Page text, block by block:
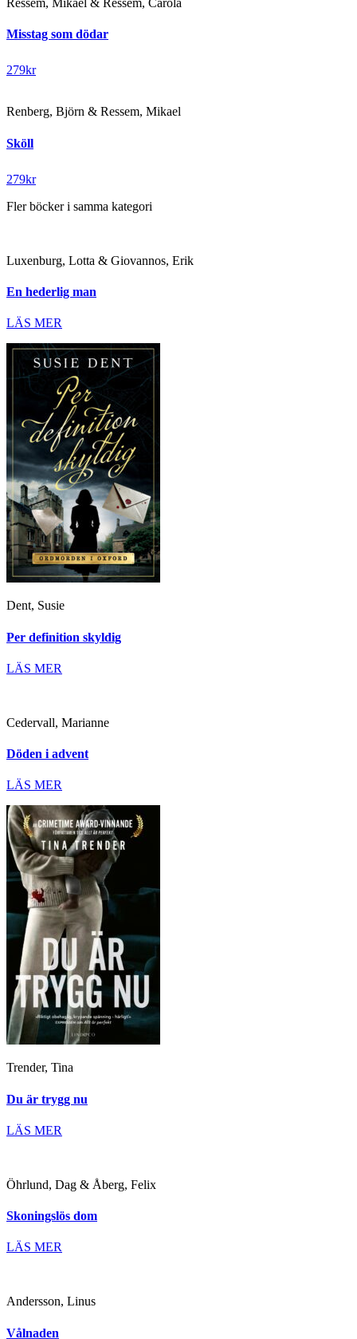
Misstag som dödar
279kr
Renberg, Björn & Ressem, Mikael
Sköll
279kr
Fler böcker i samma kategori
Luxenburg, Lotta & Giovannos, Erik
En hederlig man
LÄS MER
Dent, Susie
Per definition skyldig
LÄS MER
Cedervall, Marianne
Döden i advent
LÄS MER
Trender, Tina
Du är trygg nu
LÄS MER
Öhrlund, Dag & Åberg, Felix
Skoningslös dom
LÄS MER
Andersson, Linus
Vålnaden